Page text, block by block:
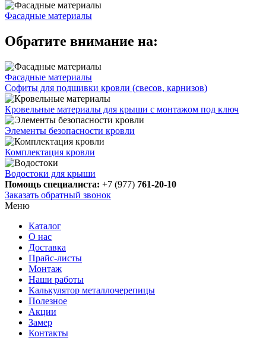
Фасадные материалы
Обратите внимание на:
Фасадные материалы
Софиты для подшивки кровли (свесов, карнизов)
Кровельные материалы для крыши с монтажом под ключ
Элементы безопасности кровли
Комплектация кровли
Водостоки для крыши
Помощь специалиста: +7 (977) 761-20-10
Заказать обратный звонок
Меню
Каталог
О нас
Доставка
Прайс-листы
Монтаж
Наши работы
Калькулятор металлочерепицы
Полезное
Акции
Замер
Контакты